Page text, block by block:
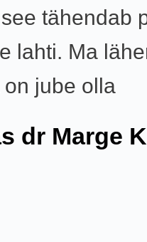
tähendab
lahti. Ma
jube olla
dr Marge